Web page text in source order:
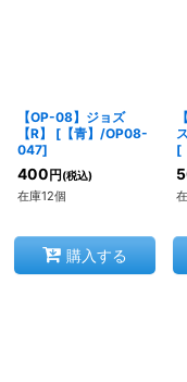
【OP-08】ジョズ
【R】
[ 【青】/OP08-
047]
400 円 (税込)
在庫12個
購入する
[